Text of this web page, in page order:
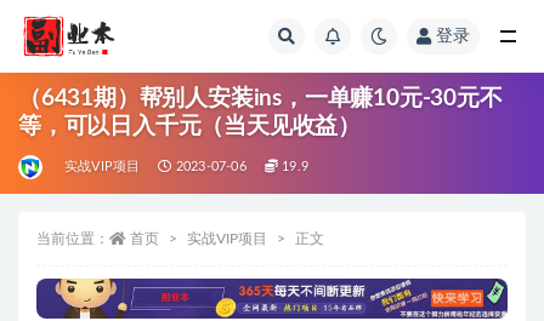
登录
（6431期）帮别人安装ins，一单赚10元-30元不
等，可以日入千元（当天见收益）
实战VIP项目 2023-07-06 19.9
当前位置： 首页 实战VIP项目 正文